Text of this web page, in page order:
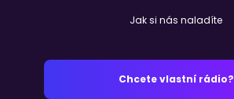
Jak si nás naladíte
Chcete vlastní rádio?